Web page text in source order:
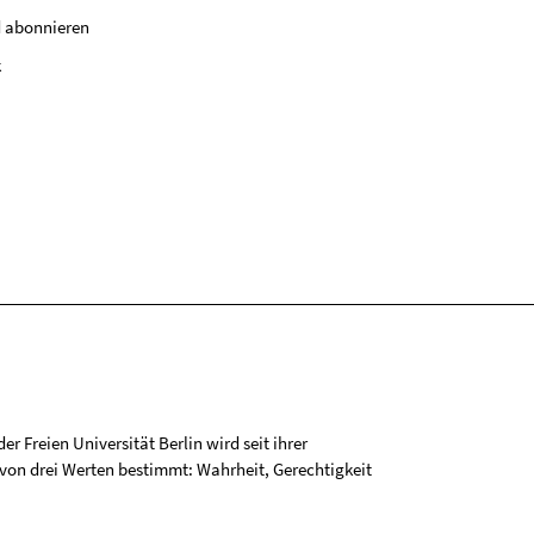
abonnieren
Freien Universität Berlin wird seit ihrer
drei Werten bestimmt: Wahrheit, Gerechtigkeit